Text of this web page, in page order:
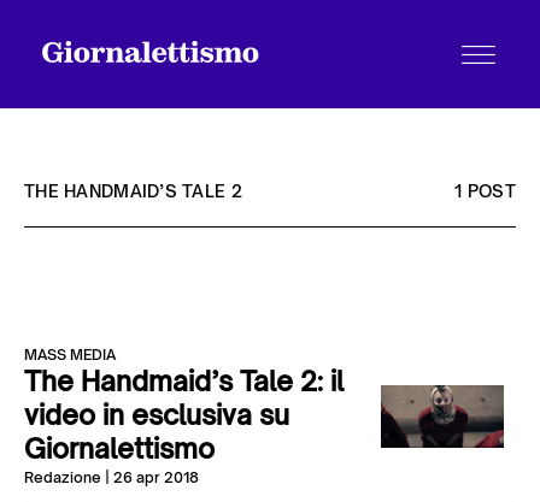
Chi siamo
Contatti
THE HANDMAID’S TALE 2 1 POST
MASS MEDIA
The Handmaid’s Tale 2: il
video in esclusiva su
Giornalettismo
Redazione | 26 apr 2018